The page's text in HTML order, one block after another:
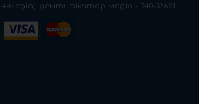
медіа; ідентифікатор медіа - R40-03621